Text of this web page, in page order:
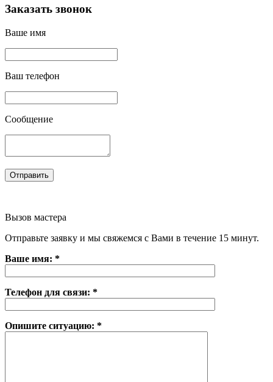
Заказать звонок
Ваше имя
Ваш телефон
Сообщение
Вызов мастера
Отправьте заявку и мы свяжемся с Вами в течение 15 минут.
Ваше имя: *
Телефон для связи: *
Опишите ситуацию: *